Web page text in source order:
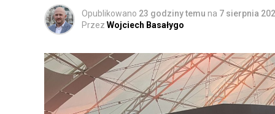
Opublikowano 23 godziny temu na 7 sierpnia
Przez Wojciech Basałygo